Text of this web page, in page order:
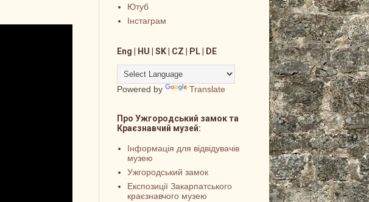
Ютуб
Інстаграм
Eng | HU | SK | CZ | PL | DE
Powered by Translate
Про Ужгородський замок та
Краєзнавчий музей:
Інформація для відвідувачів
музею
Ужгородський замок
Експозиції Закарпатського
краєзнавчого музею